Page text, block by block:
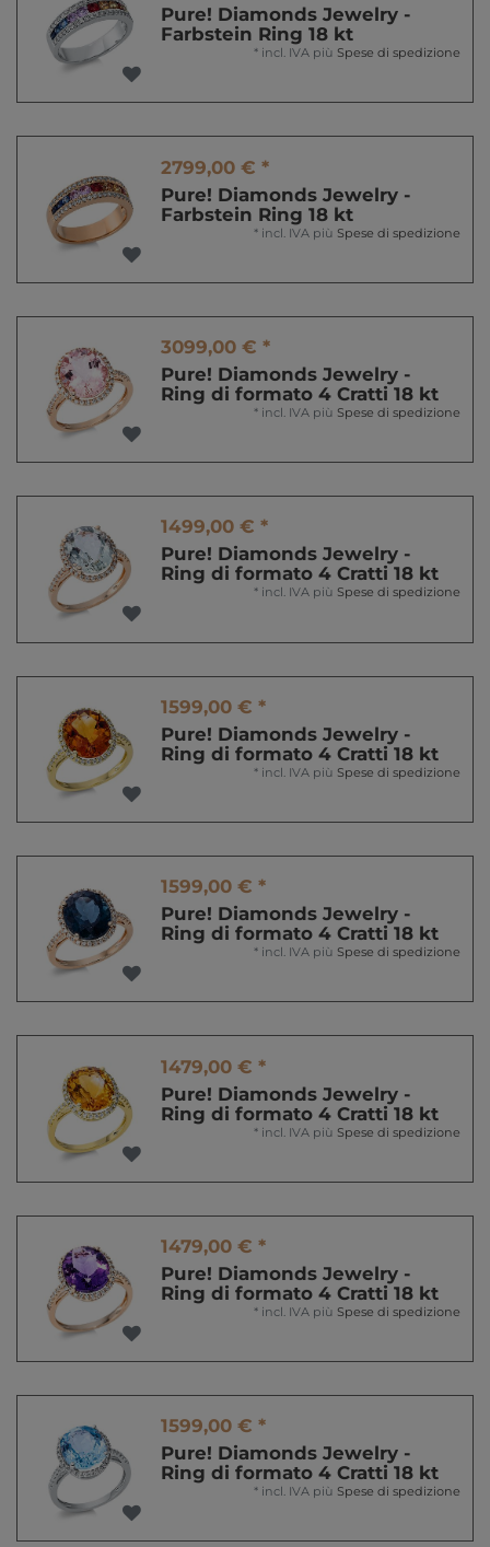
Pure! Diamonds Jewelry -
Farbstein Ring 18 kt
* incl. IVA più Spese di spedizione
2799,00 € *
Pure! Diamonds Jewelry -
Farbstein Ring 18 kt
* incl. IVA più Spese di spedizione
3099,00 € *
Pure! Diamonds Jewelry -
Ring di formato 4 Cratti 18 kt
* incl. IVA più Spese di spedizione
1499,00 € *
Pure! Diamonds Jewelry -
Ring di formato 4 Cratti 18 kt
* incl. IVA più Spese di spedizione
1599,00 € *
Pure! Diamonds Jewelry -
Ring di formato 4 Cratti 18 kt
* incl. IVA più Spese di spedizione
1599,00 € *
Pure! Diamonds Jewelry -
Ring di formato 4 Cratti 18 kt
* incl. IVA più Spese di spedizione
1479,00 € *
Pure! Diamonds Jewelry -
Ring di formato 4 Cratti 18 kt
* incl. IVA più Spese di spedizione
1479,00 € *
Pure! Diamonds Jewelry -
Ring di formato 4 Cratti 18 kt
* incl. IVA più Spese di spedizione
1599,00 € *
Pure! Diamonds Jewelry -
Ring di formato 4 Cratti 18 kt
* incl. IVA più Spese di spedizione